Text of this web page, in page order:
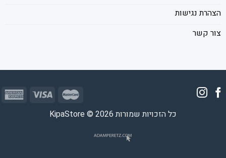
הצהרת נגישות
צור קשר
כל הזכויות שמורות 2026 © KipaStore